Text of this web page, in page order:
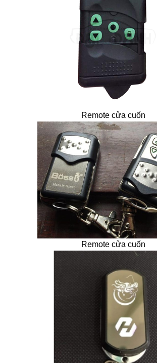
Remote cửa cuốn
Remote cửa cuốn